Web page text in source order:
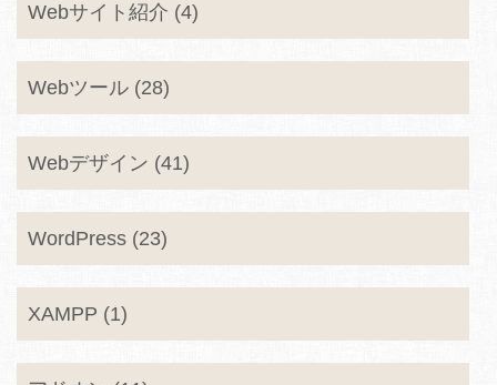
Webサイト紹介 (4)
Webツール (28)
Webデザイン (41)
WordPress (23)
XAMPP (1)